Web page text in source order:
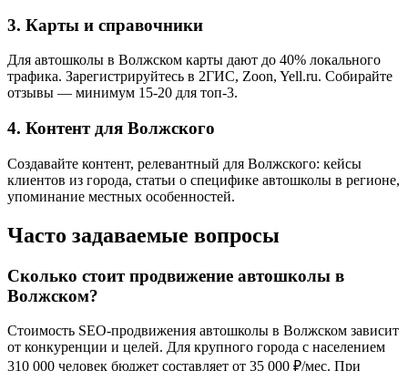
3. Карты и справочники
Для автошколы в Волжском карты дают до 40% локального
трафика. Зарегистрируйтесь в 2ГИС, Zoon, Yell.ru. Собирайте
отзывы — минимум 15-20 для топ-3.
4. Контент для Волжского
Создавайте контент, релевантный для Волжского: кейсы
клиентов из города, статьи о специфике автошколы в регионе,
упоминание местных особенностей.
Часто задаваемые вопросы
Сколько стоит продвижение автошколы в
Волжском?
Стоимость SEO-продвижения автошколы в Волжском зависит
от конкуренции и целей. Для крупного города с населением
310 000 человек бюджет составляет от 35 000 ₽/мес. При